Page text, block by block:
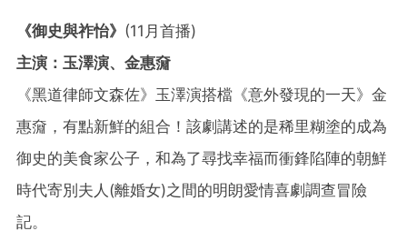
《御史與祚怡》 (11月首播)
主演：玉澤演、金惠奫
《黑道律師文森佐》玉澤演搭檔《意外發現的一天》金
惠奫，有點新鮮的組合！該劇講述的是稀里糊塗的成為
御史的美食家公子，和為了尋找幸福而衝鋒陷陣的朝鮮
時代寄別夫人(離婚女)之間的明朗愛情喜劇調查冒險
記。